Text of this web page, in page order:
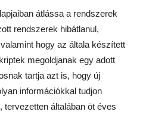
átlássa a rendszerek
rendszerek hibátlanul,
hogy az általa készített
megoldjanak egy adott
tartja azt is, hogy új
információkkal tudjon
tervezetten általában öt éves